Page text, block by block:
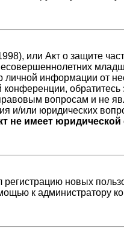
или Акт о защите
личной информации от
вопросам и не
и/или юридических
не имеет
новых
к администратору